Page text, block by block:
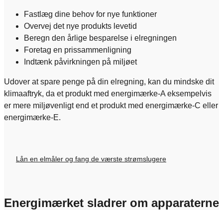
Fastlæg dine behov for nye funktioner
Overvej det nye produkts levetid
Beregn den årlige besparelse i elregningen
Foretag en prissammenligning
Indtænk påvirkningen på miljøet
Udover at spare penge på din elregning, kan du mindske dit
klimaaftryk, da et produkt med energimærke-A eksempelvis
er mere miljøvenligt end et produkt med energimærke-C eller
energimærke-E.
Lån en elmåler og fang de værste strømslugere
Energimærket sladrer om apparaterne